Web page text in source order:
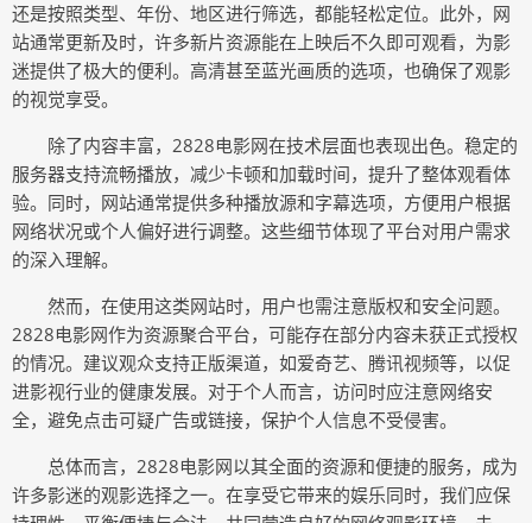
还是按照类型、年份、地区进行筛选，都能轻松定位。此外，网
站通常更新及时，许多新片资源能在上映后不久即可观看，为影
迷提供了极大的便利。高清甚至蓝光画质的选项，也确保了观影
的视觉享受。
除了内容丰富，2828电影网在技术层面也表现出色。稳定的
服务器支持流畅播放，减少卡顿和加载时间，提升了整体观看体
验。同时，网站通常提供多种播放源和字幕选项，方便用户根据
网络状况或个人偏好进行调整。这些细节体现了平台对用户需求
的深入理解。
然而，在使用这类网站时，用户也需注意版权和安全问题。
2828电影网作为资源聚合平台，可能存在部分内容未获正式授权
的情况。建议观众支持正版渠道，如爱奇艺、腾讯视频等，以促
进影视行业的健康发展。对于个人而言，访问时应注意网络安
全，避免点击可疑广告或链接，保护个人信息不受侵害。
总体而言，2828电影网以其全面的资源和便捷的服务，成为
许多影迷的观影选择之一。在享受它带来的娱乐同时，我们应保